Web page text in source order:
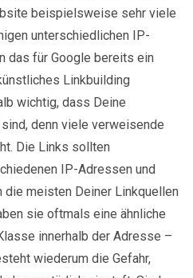
beispielsweise sehr viele
unterschiedlichen IP-
das für Google bereits ein
Linkbuilding
wichtig, dass Deine
sind, denn viele verweisende
Die Links sollten
IP-Adressen und
die meisten Deiner Linkquellen
sie oftmals eine ähnliche
innerhalb der Adresse –
wiederum die Gefahr,